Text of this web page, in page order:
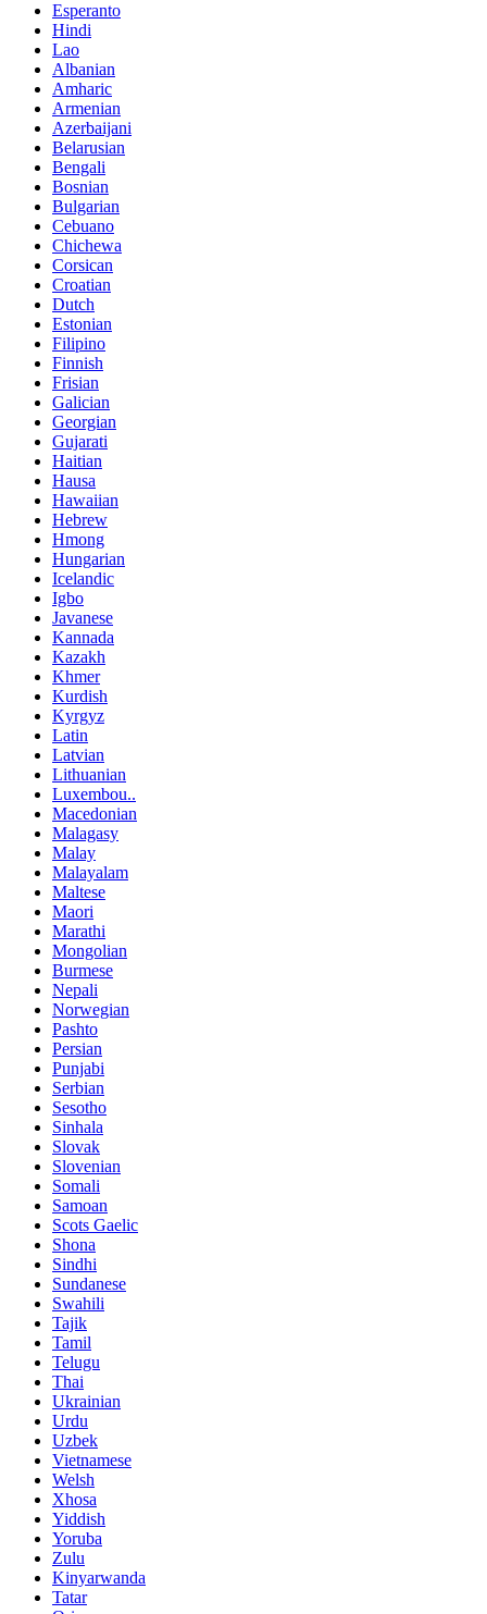
Esperanto
Hindi
Lao
Albanian
Amharic
Armenian
Azerbaijani
Belarusian
Bengali
Bosnian
Bulgarian
Cebuano
Chichewa
Corsican
Croatian
Dutch
Estonian
Filipino
Finnish
Frisian
Galician
Georgian
Gujarati
Haitian
Hausa
Hawaiian
Hebrew
Hmong
Hungarian
Icelandic
Igbo
Javanese
Kannada
Kazakh
Khmer
Kurdish
Kyrgyz
Latin
Latvian
Lithuanian
Luxembou..
Macedonian
Malagasy
Malay
Malayalam
Maltese
Maori
Marathi
Mongolian
Burmese
Nepali
Norwegian
Pashto
Persian
Punjabi
Serbian
Sesotho
Sinhala
Slovak
Slovenian
Somali
Samoan
Scots Gaelic
Shona
Sindhi
Sundanese
Swahili
Tajik
Tamil
Telugu
Thai
Ukrainian
Urdu
Uzbek
Vietnamese
Welsh
Xhosa
Yiddish
Yoruba
Zulu
Kinyarwanda
Tatar